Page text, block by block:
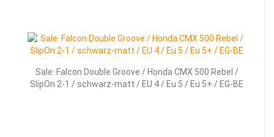
Sale: Falcon Double Groove / Honda CMX 500 Rebel /
SlipOn 2-1 / schwarz-matt / EU 4 / Eu 5 / Eu 5+ / EG-BE